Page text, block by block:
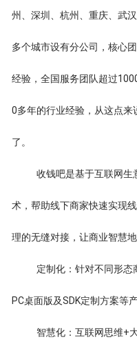
州、深圳、杭州、重庆、武
多个城市设有分公司，核心
经验，全国服务团队超过
0多年的行业经验，从这点
了。
收钱吧是基于互联网生
术，帮助线下商家快速实现
理的无缝对接，让商业智慧
定制化：针对不同形态
PC桌面版及SDK定制方案等
智慧化：互联网思维+